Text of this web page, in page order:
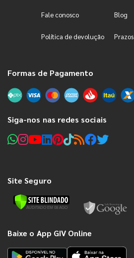
Fale conosco Blog
Política de devolução Prazos
Formas de Pagamento
Siga-nos nas redes sociais
Site Seguro
Baixe o App GIV Online